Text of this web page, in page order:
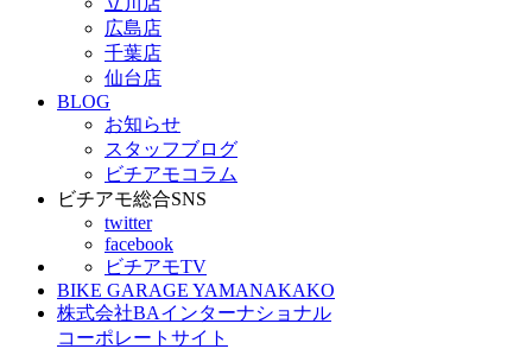
広島店
千葉店
仙台店
BLOG
お知らせ
スタッフブログ
ビチアモコラム
ビチアモ総合SNS
twitter
facebook
ビチアモTV
BIKE GARAGE YAMANAKAKO
株式会社BAインターナショナル
コーポレートサイト